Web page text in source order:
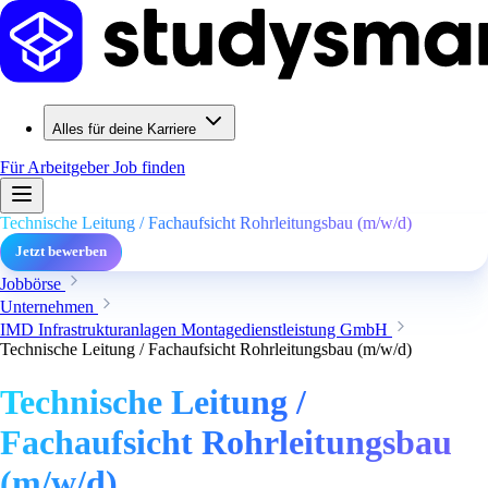
Alles für deine Karriere
Für ArbeitgeberJob finden
Technische Leitung / Fachaufsicht Rohrleitungsbau (m/w/d)
Jetzt bewerben
Jobbörse
Unternehmen
IMD Infrastrukturanlagen Montagedienstleistung GmbH
Technische Leitung / Fachaufsicht Rohrleitungsbau (m/w/d)
Technische Leitung /
Fachaufsicht Rohrleitungsbau